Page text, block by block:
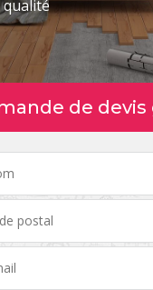
qualité
de